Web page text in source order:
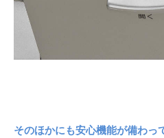
そのほかにも安心機能が備わっ